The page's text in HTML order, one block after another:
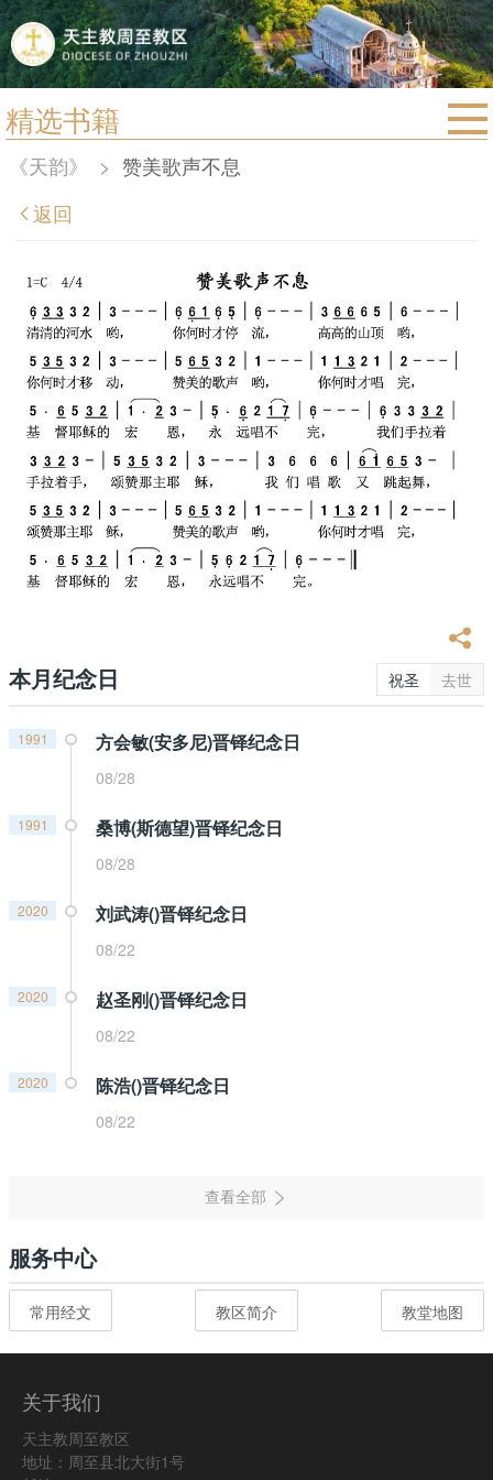
精选书籍
首页
宗教法规
教区简介
信仰文萃
教会圣月
《天韵》 > 赞美歌声不息
返回
本月纪念日 祝圣 去世
1991 方会敏(安多尼)晋铎纪念日
08/28
1991 桑博(斯德望)晋铎纪念日
08/28
2020 刘武涛()晋铎纪念日
08/22
2020 赵圣刚()晋铎纪念日
08/22
2020 陈浩()晋铎纪念日
08/22
服务中心
常用经文 教区简介 教堂地图
关于我们
天主教周至教区
地址：周至县北大街1号